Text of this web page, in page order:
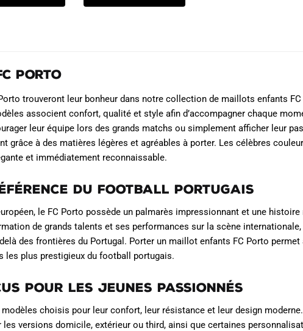
être
choisies
sur
la
page
produit
Porto
trouveront leur bonheur dans notre collection de maillots enfants FC
associent confort, qualité et style afin d’accompagner chaque
leur équipe lors des grands matchs ou simplement afficher leur
grâce à des matières légères et agréables à porter. Les célèbres
et immédiatement reconnaissable.
du football portugais
le FC Porto possède un palmarès impressionnant et une histoire
de grands talents et ses performances sur la scène
des frontières du Portugal. Porter un maillot enfants FC Porto permet
les plus prestigieux du football portugais.
pour les jeunes passionnés
choisis pour leur confort, leur résistance et leur design
les versions domicile, extérieur ou third, ainsi que certaines